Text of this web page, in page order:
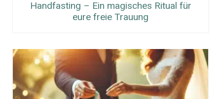
Handfasting – Ein magisches Ritual für
eure freie Trauung